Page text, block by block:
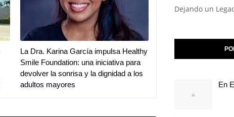
La Dra. Karina García impulsa Healthy
Smile Foundation: una iniciativa para
devolver la sonrisa y la dignidad a los
adultos mayores
Dejando un
En